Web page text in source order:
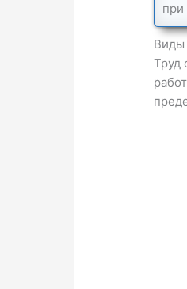
при
Виды
Труд